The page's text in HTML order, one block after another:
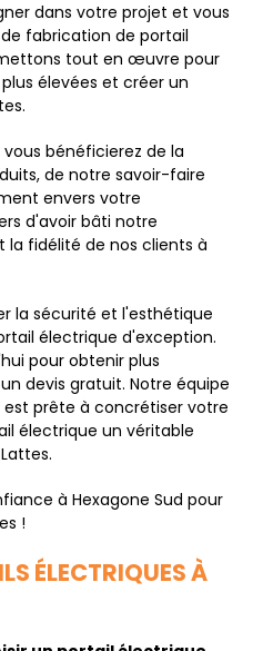
dans votre projet et vous
fabrication de portail
tout en œuvre pour
élevées et créer un
vous bénéficierez de la
de notre savoir-faire
envers votre
d'avoir bâti notre
fidélité de nos clients à
la sécurité et l'esthétique
électrique d'exception.
pour obtenir plus
devis gratuit. Notre équipe
prête à concrétiser votre
électrique un véritable
à Hexagone Sud pour
!
ÉLECTRIQUES À